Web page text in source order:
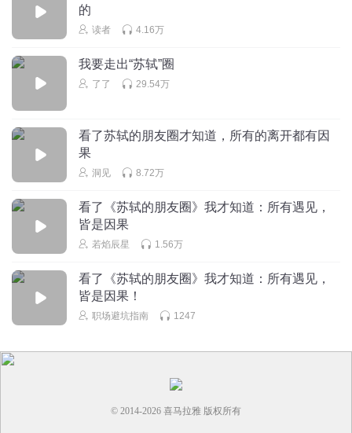
的
读者 4.16万
我要走出“苏轼”圈
了了 29.54万
看了苏轼的朋友圈才知道，所有的离开都有因
果
洞见 8.72万
看了《苏轼的朋友圈》我才知道：所有遇见，
皆是因果
若焰辰星 1.56万
看了《苏轼的朋友圈》我才知道：所有遇见，
皆是因果！
职场避坑指南 1247
© 2014-2026 喜马拉雅 版权所有